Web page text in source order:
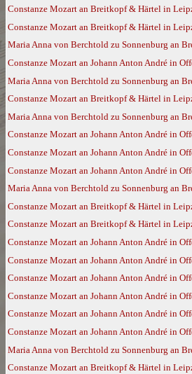
Constanze Mozart an Breitkopf & Härtel in
Constanze Mozart an Breitkopf & Härtel in
Maria Anna von Berchtold zu Sonnenburg an
Constanze Mozart an Johann Anton André in
Maria Anna von Berchtold zu Sonnenburg an
Constanze Mozart an Breitkopf & Härtel in
Maria Anna von Berchtold zu Sonnenburg an
Constanze Mozart an Johann Anton André in
Constanze Mozart an Johann Anton André in
Constanze Mozart an Johann Anton André in
Maria Anna von Berchtold zu Sonnenburg an
Constanze Mozart an Breitkopf & Härtel in
Constanze Mozart an Breitkopf & Härtel in
Constanze Mozart an Johann Anton André in
Constanze Mozart an Johann Anton André in
Constanze Mozart an Johann Anton André in
Constanze Mozart an Johann Anton André in
Constanze Mozart an Johann Anton André in
Constanze Mozart an Johann Anton André in
Maria Anna von Berchtold zu Sonnenburg an
Constanze Mozart an Breitkopf & Härtel in